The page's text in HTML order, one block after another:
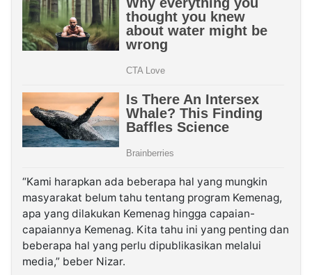
“Kami harapkan ada beberapa hal yang mungkin
masyarakat belum tahu tentang program Kemenag,
apa yang dilakukan Kemenag hingga capaian-
capaiannya Kemenag. Kita tahu ini yang penting dan
beberapa hal yang perlu dipublikasikan melalui
media,” beber Nizar.